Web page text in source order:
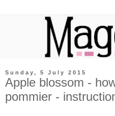
Sunday, 5 July 2015
Apple blossom -
pommier -